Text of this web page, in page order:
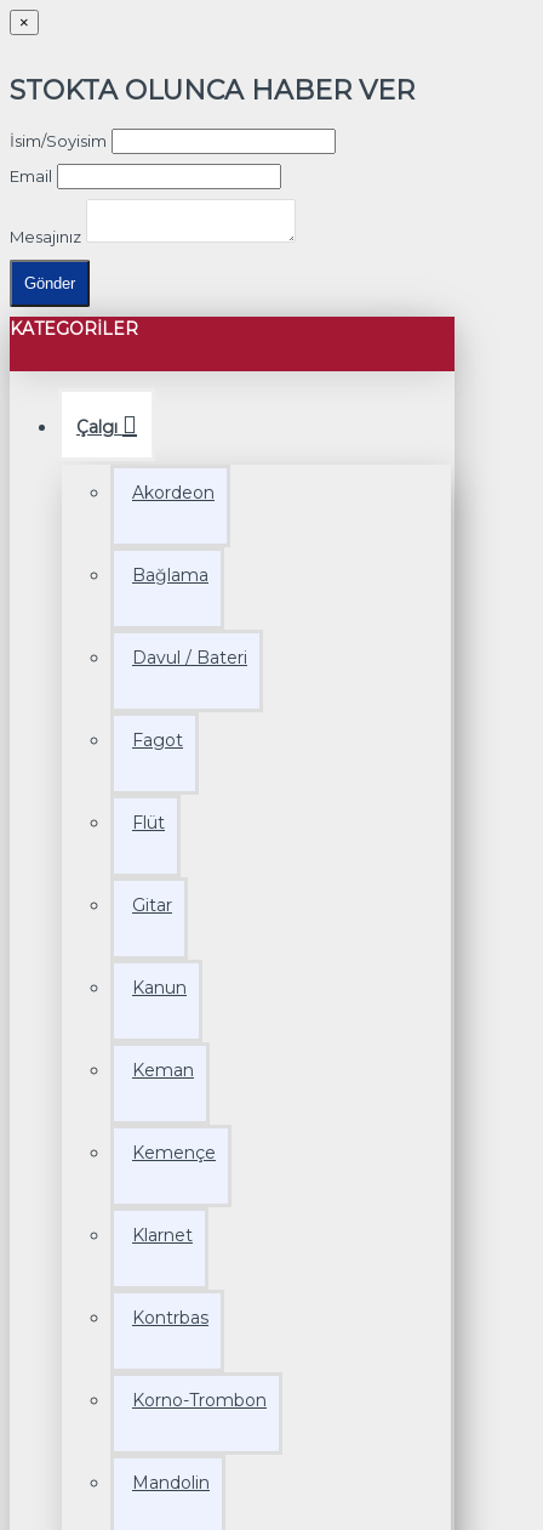
×
STOKTA OLUNCA HABER VER
İsim/Soyisim
Email
Mesajınız
Gönder
KATEGORILER
Çalgı
Akordeon
Bağlama
Davul / Bateri
Fagot
Flüt
Gitar
Kanun
Keman
Kemençe
Klarnet
Kontrbas
Korno-Trombon
Mandolin